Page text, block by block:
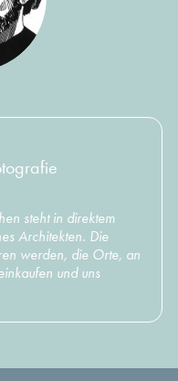
steht in direktem
Architekten. Die
werden, die Orte, an
und uns